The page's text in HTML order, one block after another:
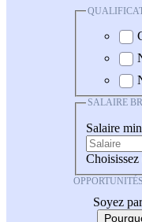
SALAIRE
Salaire
OPPORTUNITÉS
Soyez